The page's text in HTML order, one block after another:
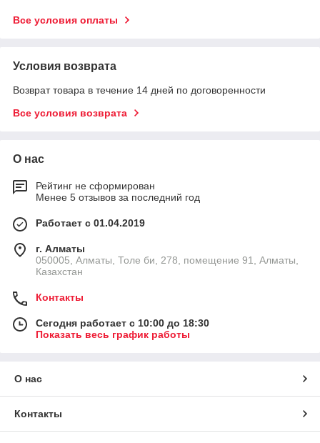
Все условия оплаты
Условия возврата
Возврат товара в течение 14 дней по договоренности
Все условия возврата
О нас
Рейтинг не сформирован
Менее 5 отзывов за последний год
Работает с 01.04.2019
г. Алматы
050005, Алматы, Толе би, 278, помещение 91, Алматы,
Казахстан
Контакты
Сегодня работает с 10:00 до 18:30
Показать весь график работы
О нас
Контакты